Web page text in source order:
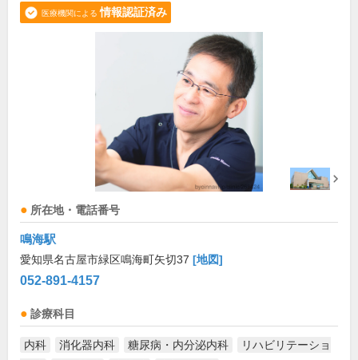
医療機関による 情報認証済み
所在地・電話番号
鳴海駅
愛知県名古屋市緑区鳴海町矢切37 [地図]
052-891-4157
診療科目
内科 消化器内科 糖尿病・内分泌内科
リハビリテーショ